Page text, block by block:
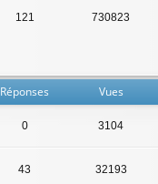
121 730823
Réponses Vues
0 3104
43 32193